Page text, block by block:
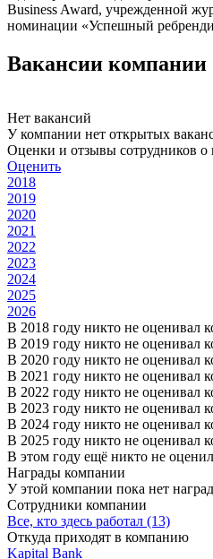
Business Award, учрежденной
номинации «Успешный
Вакансии компании
Нет вакансий
У компании нет открытых
Оценки и отзывы сотрудников о
Оценить
2018
2019
2020
2021
2022
2023
2024
2025
2026
В 2018 году никто не оценивал
В 2019 году никто не оценивал
В 2020 году никто не оценивал
В 2021 году никто не оценивал
В 2022 году никто не оценивал
В 2023 году никто не оценивал
В 2024 году никто не оценивал
В 2025 году никто не оценивал
В этом году ещё никто не
Награды компании
У этой компании пока нет наград
Сотрудники компании
Все, кто здесь работал (13)
Откуда приходят в компанию
Kapital Bank